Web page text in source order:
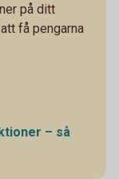
på ditt
få pengarna
– så